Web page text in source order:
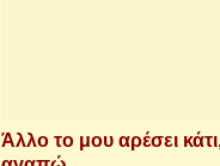
Άλλο το μου αρέσει